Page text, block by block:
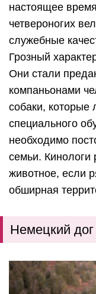
настоящее
четвероногих
служебные
Грозный
Они стали
компаньонами
собаки, которые
специального
необходимо
семьи. Кинологи
животное, если
обширная
Немецкий дог